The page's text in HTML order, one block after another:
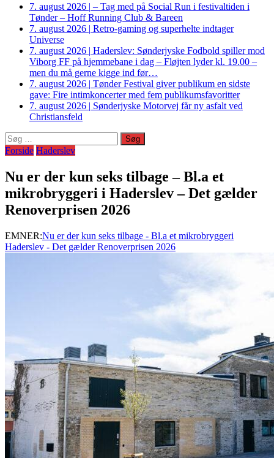
7. august 2026 | – Tag med på Social Run i festivaltiden i
Tønder – Hoff Running Club & Bareen
7. august 2026 | Retro-gaming og superhelte indtager
Universe
7. august 2026 | Haderslev: Sønderjyske Fodbold spiller mod
Viborg FF på hjemmebane i dag – Fløjten lyder kl. 19.00 –
men du må gerne kigge ind før…
7. august 2026 | Tønder Festival giver publikum en sidste
gave: Fire intimkoncerter med fem publikumsfavoritter
7. august 2026 | Sønderjyske Motorvej får ny asfalt ved
Christiansfeld
Søg
efter:
Forside Haderslev
Nu er der kun seks tilbage – Bl.a et
mikrobryggeri i Haderslev – Det gælder
Renoverprisen 2026
EMNER:Nu er der kun seks tilbage - Bl.a et mikrobryggeri
Haderslev - Det gælder Renoverprisen 2026